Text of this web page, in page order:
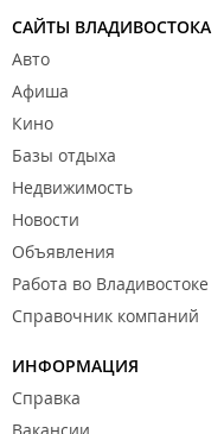
САЙТЫ ВЛАДИВОСТОКА
Авто
Афиша
Кино
Базы отдыха
Недвижимость
Новости
Объявления
Работа во Владивостоке
Справочник компаний
ИНФОРМАЦИЯ
Справка